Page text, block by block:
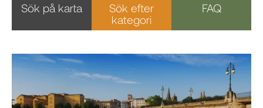
Sök på karta
Sök efter
kategori
FAQ